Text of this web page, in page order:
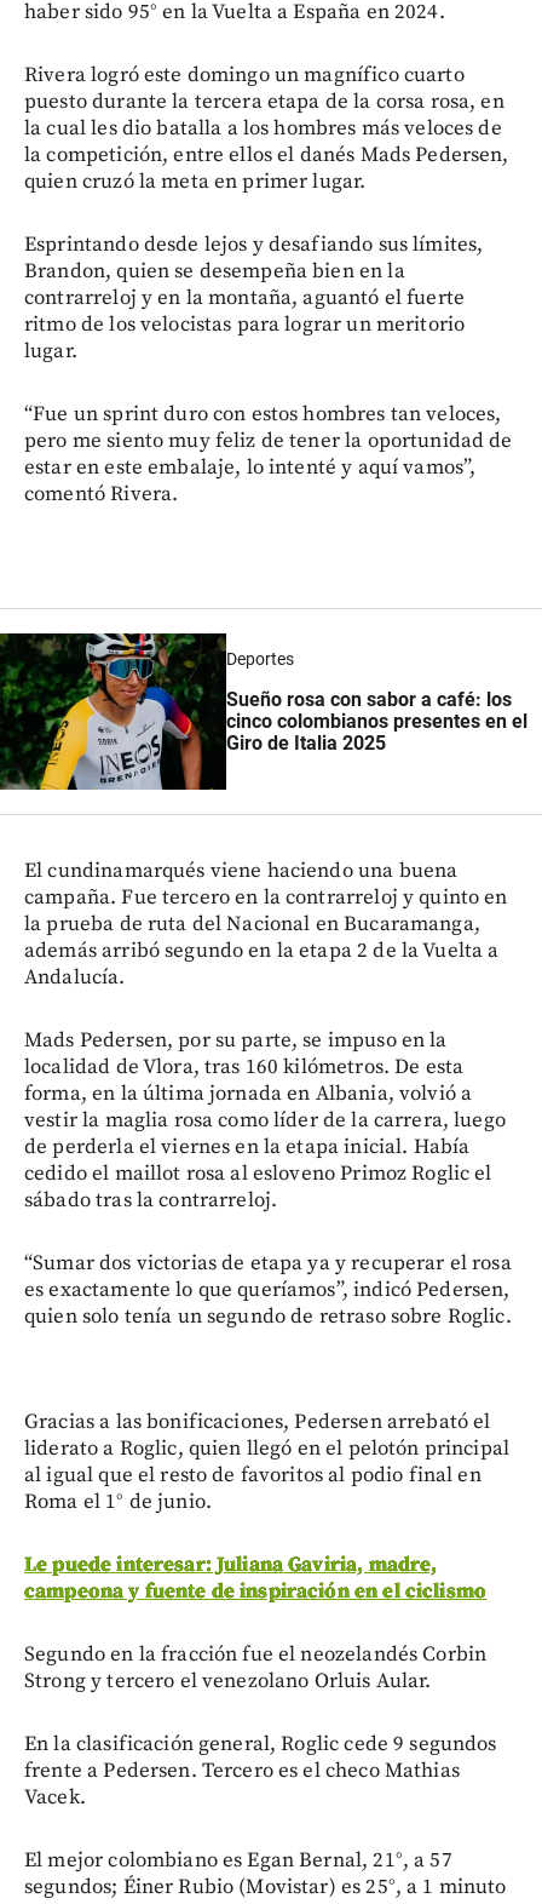
haber sido 95° en la Vuelta a España en 2024.
Rivera logró este domingo un magnífico cuarto
puesto durante la tercera etapa de la corsa rosa, en
la cual les dio batalla a los hombres más veloces de
la competición, entre ellos el danés Mads Pedersen,
quien cruzó la meta en primer lugar.
Esprintando desde lejos y desafiando sus límites,
Brandon, quien se desempeña bien en la
contrarreloj y en la montaña, aguantó el fuerte
ritmo de los velocistas para lograr un meritorio
lugar.
“Fue un sprint duro con estos hombres tan veloces,
pero me siento muy feliz de tener la oportunidad de
estar en este embalaje, lo intenté y aquí vamos”,
comentó Rivera.
Deportes
Sueño rosa con sabor a café: los
cinco colombianos presentes en el
Giro de Italia 2025
El cundinamarqués viene haciendo una buena
campaña. Fue tercero en la contrarreloj y quinto en
la prueba de ruta del Nacional en Bucaramanga,
además arribó segundo en la etapa 2 de la Vuelta a
Andalucía.
Mads Pedersen, por su parte, se impuso en la
localidad de Vlora, tras 160 kilómetros. De esta
forma, en la última jornada en Albania, volvió a
vestir la maglia rosa como líder de la carrera, luego
de perderla el viernes en la etapa inicial. Había
cedido el maillot rosa al esloveno Primoz Roglic el
sábado tras la contrarreloj.
“Sumar dos victorias de etapa ya y recuperar el rosa
es exactamente lo que queríamos”, indicó Pedersen,
quien solo tenía un segundo de retraso sobre Roglic.
Gracias a las bonificaciones, Pedersen arrebató el
liderato a Roglic, quien llegó en el pelotón principal
al igual que el resto de favoritos al podio final en
Roma el 1° de junio.
Le puede interesar: Juliana Gaviria, madre,
campeona y fuente de inspiración en el ciclismo
Segundo en la fracción fue el neozelandés Corbin
Strong y tercero el venezolano Orluis Aular.
En la clasificación general, Roglic cede 9 segundos
frente a Pedersen. Tercero es el checo Mathias
Vacek.
El mejor colombiano es Egan Bernal, 21°, a 57
segundos; Éiner Rubio (Movistar) es 25°, a 1 minuto